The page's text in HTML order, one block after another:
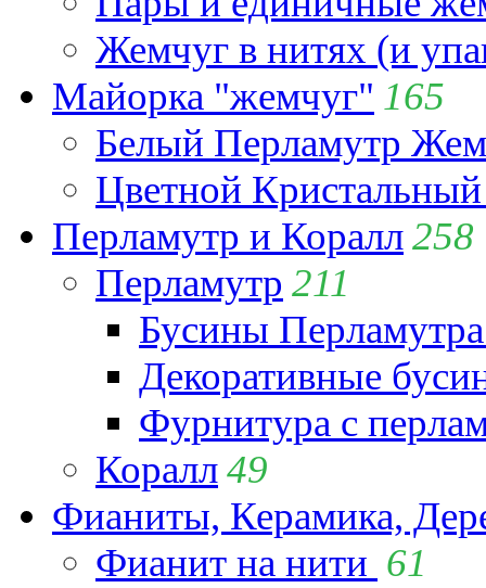
Жемчуг в нитях (и
Майорка "жемчуг" 165
Белый Перламутр
Цветной
Перламутр и Коралл258
Перламутр 211
Бусины
Декоративные
Фурнитура с
Коралл49
Фианиты, Керамика,
Фианит на нити 61